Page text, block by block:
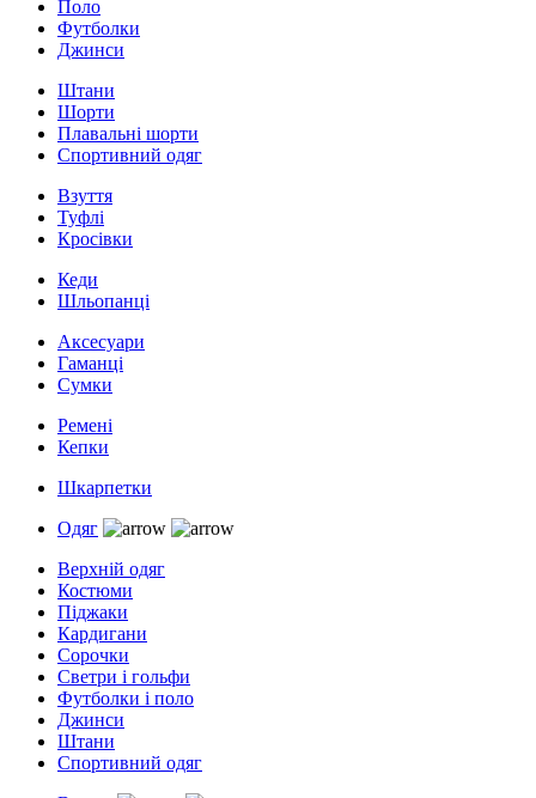
Поло
Футболки
Джинси
Штани
Шорти
Плавальні шорти
Спортивний одяг
Взуття
Туфлі
Кросівки
Кеди
Шльопанці
Аксесуари
Гаманці
Сумки
Ремені
Кепки
Шкарпетки
Одяг
Верхній одяг
Костюми
Піджаки
Кардигани
Сорочки
Светри і гольфи
Футболки і поло
Джинси
Штани
Спортивний одяг